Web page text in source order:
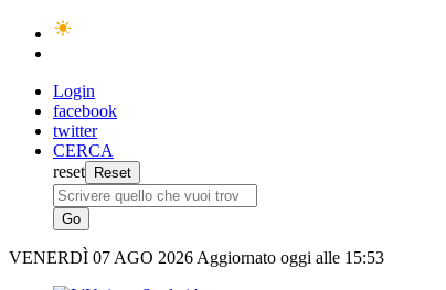
Login
facebook
twitter
CERCA
reset
VENERDÌ 07 AGO 2026 Aggiornato oggi alle 15:53